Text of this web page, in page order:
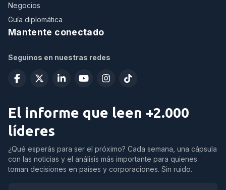
Negocios
Guía diplomática
Mantente conectado
Seguinos en nuestras redes
El informe que leen +2.000
líderes
¿Qué esperás para ser el próximo? Cada semana, una cápsula
con las noticias y el análisis más importante para quienes
toman decisiones en países y corporaciones. Sin ruido.